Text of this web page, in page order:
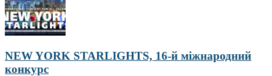
NEW YORK STARLIGHTS, 16-й міжнародний
конкурс